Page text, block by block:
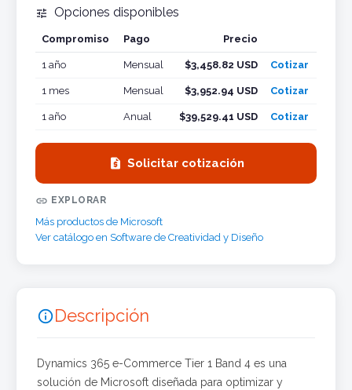
 Opciones disponibles
Compromiso Pago Precio
1 año
Mensual $3,458.82 USD Cotizar
1 mes Mensual $3,952.94 USD Cotizar
1 año Anual $39,529.41 USD Cotizar
 Solicitar cotización
 EXPLORAR
Más productos de Microsoft
Ver catálogo en Software de Creatividad y Diseño
Descripción
Dynamics 365 e-Commerce Tier 1 Band 4 es una
solución de Microsoft diseñada para optimizar y